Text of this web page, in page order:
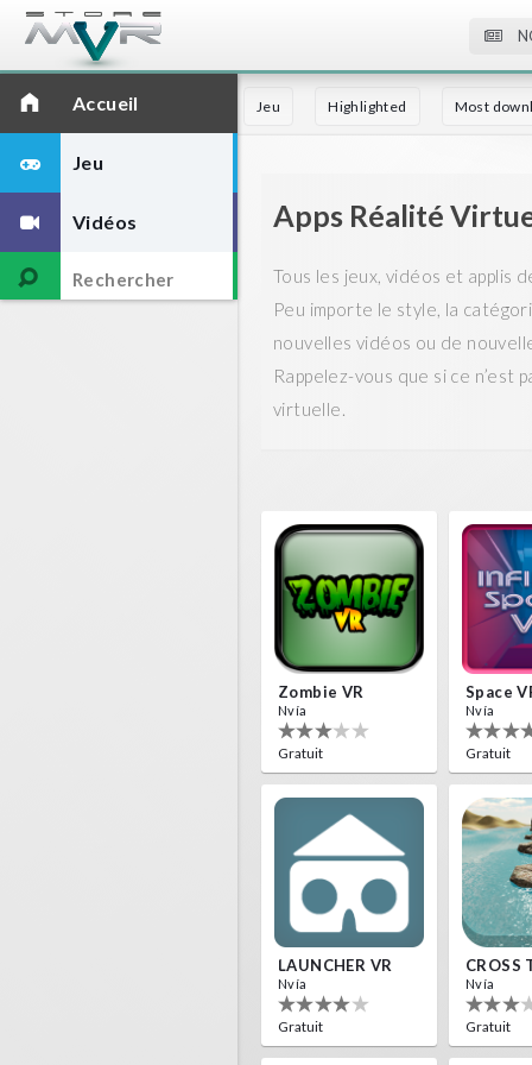
Accueil
Jeu
Vidéos
Jeu Highlighted Most
Apps Réalité
Tous les jeux, vidéos et applis
Peu importe le style, la
nouvelles vidéos ou de
Rappelez-vous que si ce
virtuelle.
Zombie VR
Nvía
Gratuit
Space
Nvía
Gratuit
LAUNCHER VR
Nvía
Gratuit
CROSS
Nvía
Gratuit